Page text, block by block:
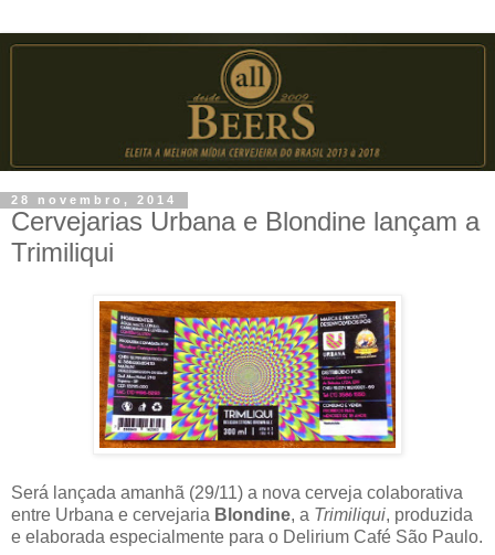
28 novembro, 2014
Cervejarias Urbana e Blondine lançam a
Trimiliqui
Será lançada amanhã (29/11) a nova cerveja colaborativa
entre Urbana e cervejaria Blondine, a Trimiliqui, produzida
e elaborada especialmente para o Delirium Café São Paulo.